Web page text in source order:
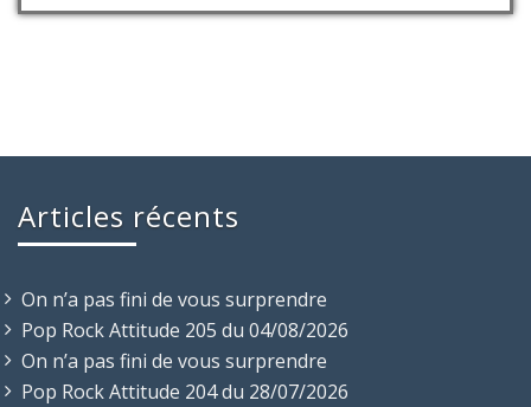
Articles récents
On n’a pas fini de vous surprendre
Pop Rock Attitude 205 du 04/08/2026
On n’a pas fini de vous surprendre
Pop Rock Attitude 204 du 28/07/2026